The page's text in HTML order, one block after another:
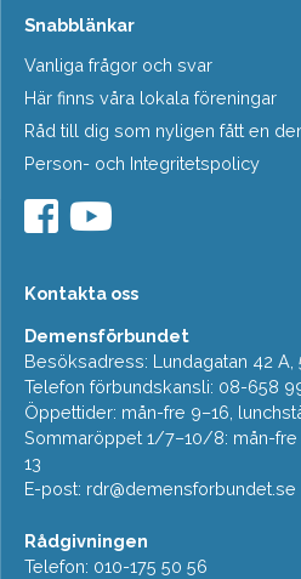
Snabblänkar
Vanliga frågor och svar
Här finns våra lokala föreningar
Råd till dig som nyligen fått en
Person- och Integritetspolicy
Kontakta oss
Demensförbundet
Besöksadress: Lundagatan 42 A,
Telefon förbundskansli: 08-658
Öppettider: mån-fre 9–16,
Sommaröppet 1/7–10/8: mån-fre
13
E-post: rdr@demensforbundet.se
Rådgivningen
Telefon: 010-175 50 56